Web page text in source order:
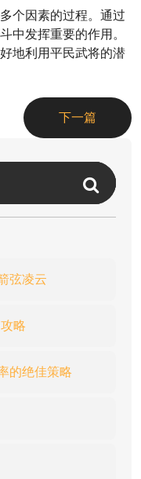
个因素的过程。通过
中发挥重要的作用。
地利用平民武将的潜
下一篇
弦凌云
略
的绝佳策略